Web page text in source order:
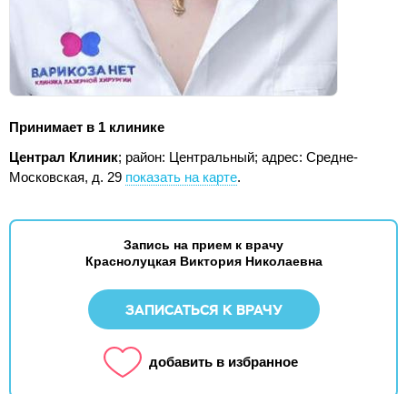
Принимает в 1 клинике
Централ Клиник; район: Центральный; адрес: Средне-
Московская, д. 29 показать на карте.
Запись на прием к врачу
Краснолуцкая Виктория Николаевна
ЗАПИСАТЬСЯ К ВРАЧУ
добавить в избранное